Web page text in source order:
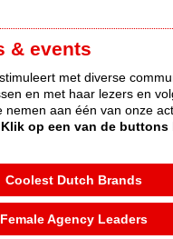
& events
met diverse
en met haar lezers en
nemen aan één van onze
Klik op een van de buttons
Coolest Dutch Brands
Female Agency Leaders